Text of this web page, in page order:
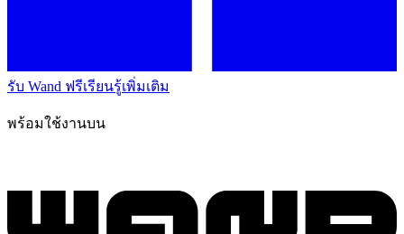
รับ Wand ฟรีเรียนรู้เพิ่มเติม
พร้อมใช้งานบน